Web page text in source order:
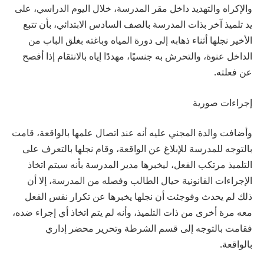
والإكراه والتهديد داخل مقر المدرسة، خلال اليوم الدراسي، على
يد تلميذ آخر بذات المدرسة بالصف السادس الابتدائي، بأن تتبع
الأخير نجلها أثناء ذهابه إلى دورة المياه وباغته بغلق الباب من
الداخل عنوة، والتحرش به جنسيًا، مهددًا إياه بالانتقام إذا أفصح
عن فعلته.
إجراءات صورية
وأضافت والدة المجني عليه أنه عند اتصال علمها بالواقعة، قامت
بالتوجه للمدرسة للإبلاغ عن الواقعة، وقام نجلها بالتعرف على
التلميذ مرتكب الفعل، ليخبرها مدير المدرسة بأنه سيتم اتخاذ
الإجراءات القانونية حيال الطالب وفصله من المدرسة، إلا أن
ذلك لم يحدث وفوجئت أن نجلها يخبرها عن تكرار نفس الفعل
معه مرة أخرى من ذات التلميذ، وأنه لم يتم اتخاذ أي إجراء ضده،
فقامت بالتوجه إلى قسم الشرطة وتحرير محضر إداري
بالواقعة.